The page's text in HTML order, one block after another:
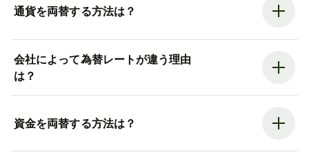
通貨を両替する方法は？
会社によって為替レートが違う理由
は？
資金を両替する方法は？